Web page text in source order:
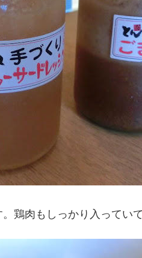
鶏肉もしっかり入ってい